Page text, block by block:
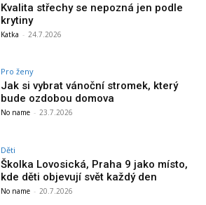
Kvalita střechy se nepozná jen podle
krytiny
Katka - 24.7.2026
Pro ženy
Jak si vybrat vánoční stromek, který
bude ozdobou domova
No name - 23.7.2026
Děti
Školka Lovosická, Praha 9 jako místo,
kde děti objevují svět každý den
No name - 20.7.2026